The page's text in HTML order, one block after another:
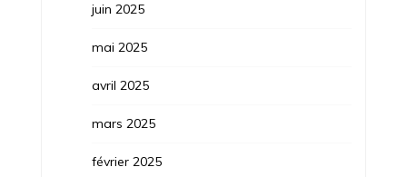
juin 2025
mai 2025
avril 2025
mars 2025
février 2025